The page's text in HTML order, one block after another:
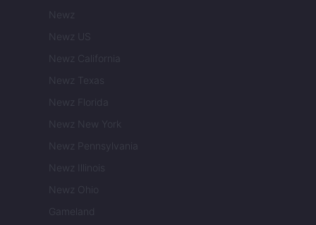
Newz
Newz US
Newz California
Newz Texas
Newz Florida
Newz New York
Newz Pennsylvania
Newz Illinois
Newz Ohio
Gameland